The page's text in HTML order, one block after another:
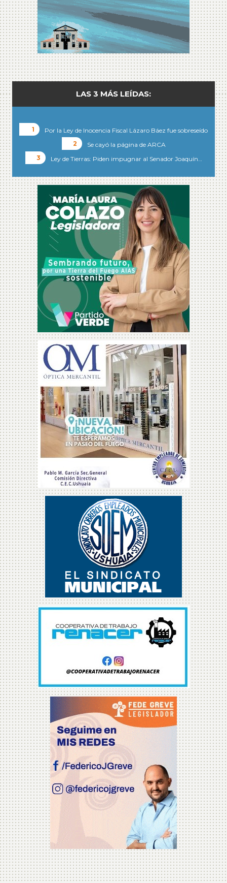
LAS 3 MÁS LEÍDAS:
Por la Ley de Inocencia Fiscal Lázaro Báez fue sobreseído
Se cayó la página de ARCA
Ley de Tierras: Piden impugnar al Senador Joaquín…